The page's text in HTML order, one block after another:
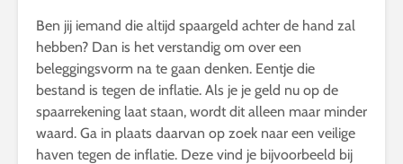
Ben jij iemand die altijd spaargeld achter de hand zal
hebben? Dan is het verstandig om over een
beleggingsvorm na te gaan denken. Eentje die
bestand is tegen de inflatie. Als je je geld nu op de
spaarrekening laat staan, wordt dit alleen maar minder
waard. Ga in plaats daarvan op zoek naar een veilige
haven tegen de inflatie. Deze vind je bijvoorbeeld bij